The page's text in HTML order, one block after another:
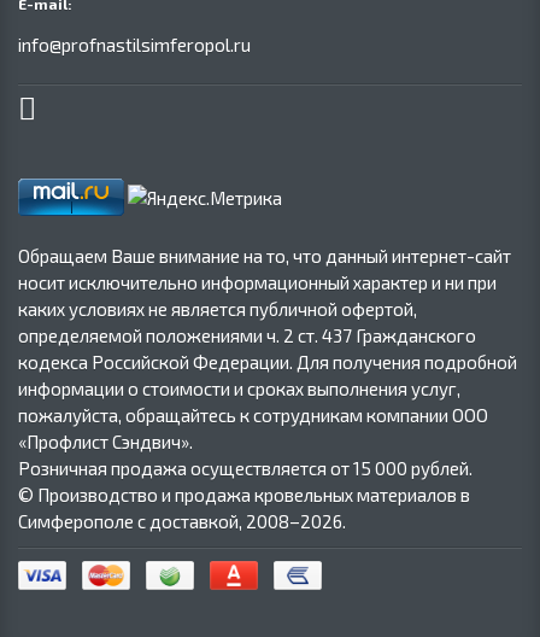
E-mail:
info@profnastilsimferopol.ru
Обращаем Ваше внимание на то, что данный интернет-сайт
носит исключительно информационный характер и ни при
каких условиях не является публичной офертой,
определяемой положениями ч. 2 ст. 437 Гражданского
кодекса Российской Федерации. Для получения подробной
информации о стоимости и сроках выполнения услуг,
пожалуйста, обращайтесь к сотрудникам компании ООО
«Профлист Сэндвич».
Розничная продажа осуществляется от 15 000 рублей.
© Производство и продажа кровельных материалов в
Симферополе с доставкой, 2008–2026.